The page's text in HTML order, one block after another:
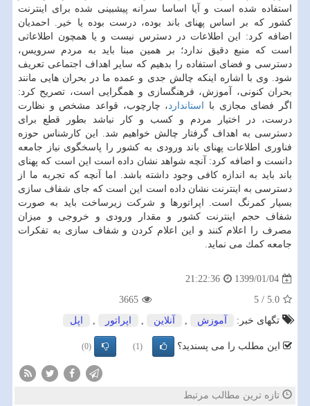
استفاده شده است و آیا اساسا سرانه پیشبینی شده برای اینترنت
كشور كه بر اساس پهنای باند بوده، درست بوده یا خیر. احمدیان
اضافه كرد: این اطلاعات در دسترس نیست و یا همچون اطلاعاتی
است كه منبع دقیق ندارد؛ بر همین مبنا باید به مردم سرویس،
دسترسی و فضای استفاده را بدهیم كه سایر اهداف اجتماعی تعریف
شود. وی با اشاره اینكه چالش جدی و عمده ما در بحران هایی مانند
بحران كنونی، آموزش، فرهنگسازی و همگرایی است، تصریح كرد:
اگر فضای مجازی با استاندارد ، چارچوب، قواعد مشخص و نظارت
درست، در اختیار مردم و كسب و كار نباشد بطور قطع برای
دسترسی به اهداف گرفتار چالش خواهیم شد. این كارشناس حوزه
فناوری اطلاعات پهنای باند ورودی به كشور را پاسخگوی نیاز جامعه
دانست و اضافه كرد: آنچه شواهد نشان داده است این است كه پهنای
باند باید به اندازه كافی وجود داشته باشد. اما آنچه كه تجربه ما از
دسترسی به اینترنت نشان داده است این است كه جای شفاف سازی
بسیار كمرنگ است. اپراتورها و شركت زیرساخت باید به صورت
شفاف حجم اینترنت كشور و مقدار ورودی و خروجی و میزان
مصرف را اعلام كنند و این اعلام كردن و شفاف سازی به تفكرات
جامعه كمك می نماید.
1399/01/04
21:22:36
5.0
/
5
3665
تگهای خبر:
آموزش , آنلاین , اپراتور , اپل
این مطلب را می پسندید؟ (1)
(0)
تازه ترین مطالب مرتبط